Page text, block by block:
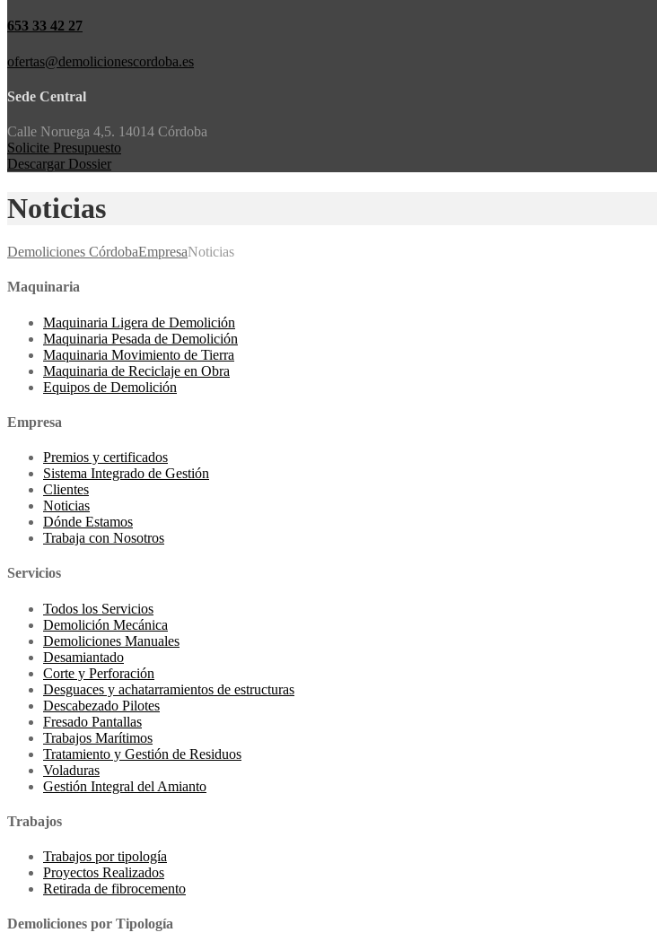
653 33 42 27
ofertas@demolicionescordoba.es
Sede Central
Calle Noruega 4,5. 14014 Córdoba
Solicite Presupuesto
Descargar Dossier
Noticias
Demoliciones CórdobaEmpresaNoticias
Maquinaria
Maquinaria Ligera de Demolición
Maquinaria Pesada de Demolición
Maquinaria Movimiento de Tierra
Maquinaria de Reciclaje en Obra
Equipos de Demolición
Empresa
Premios y certificados
Sistema Integrado de Gestión
Clientes
Noticias
Dónde Estamos
Trabaja con Nosotros
Servicios
Todos los Servicios
Demolición Mecánica
Demoliciones Manuales
Desamiantado
Corte y Perforación
Desguaces y achatarramientos de estructuras
Descabezado Pilotes
Fresado Pantallas
Trabajos Marítimos
Tratamiento y Gestión de Residuos
Voladuras
Gestión Integral del Amianto
Trabajos
Trabajos por tipología
Proyectos Realizados
Retirada de fibrocemento
Demoliciones por Tipología